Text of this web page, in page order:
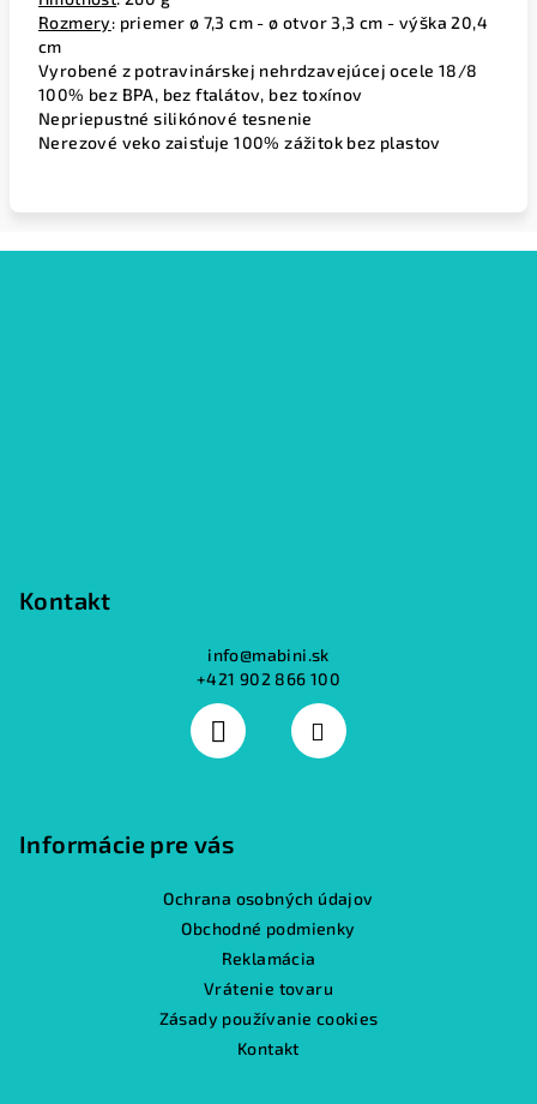
Rozmery: priemer ø 7,3 cm - ø otvor 3,3 cm - výška 20,4
cm
Vyrobené z potravinárskej nehrdzavejúcej ocele 18/8
100% bez BPA, bez ftalátov, bez toxínov
Nepriepustné silikónové tesnenie
Nerezové veko zaisťuje 100% zážitok bez plastov
Kontakt
info@mabini.sk
+421 902 866 100
Informácie pre vás
Ochrana osobných údajov
Obchodné podmienky
Reklamácia
Vrátenie tovaru
Zásady používanie cookies
Kontakt